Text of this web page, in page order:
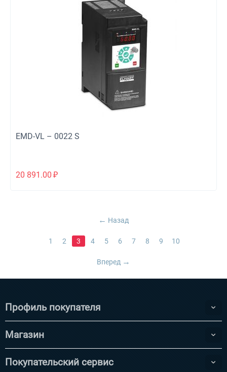
EMD-VL – 0022 S
20 891.00 ₽
Назад
1 2 3 4 5 6 7 8 9 10
Вперед
Профиль покупателя
Магазин
Покупательский сервис